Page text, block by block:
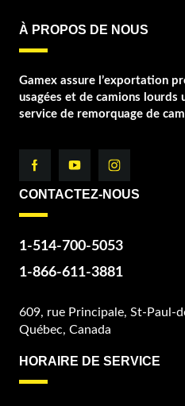
À PROPOS DE NOUS
Gamex assure l’exportation
usagées et de camions lourds
service de remorquage de
CONTACTEZ-NOUS
1-514-700-5053
1-866-611-3881
609, rue Principale, St-Paul-
Québec, Canada
HORAIRE DE SERVICE